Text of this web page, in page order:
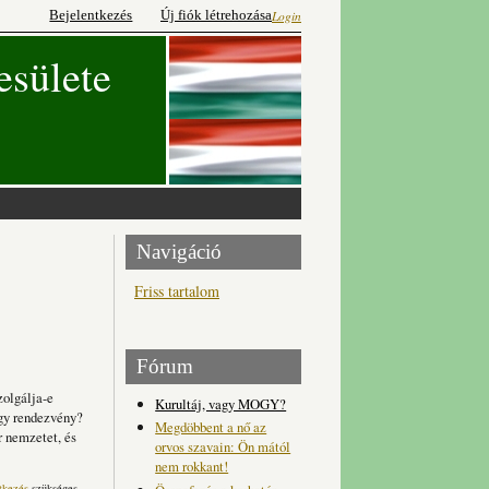
Login
Bejelentkezés Új fiók létrehozása
e
rendezvény?
nemzetet, és
Navigáció
Friss tartalom
Fórum
Kurultáj, vagy MOGY?
Megdöbbent a nő az
orvos szavain: Ön mától
nem rokkant!